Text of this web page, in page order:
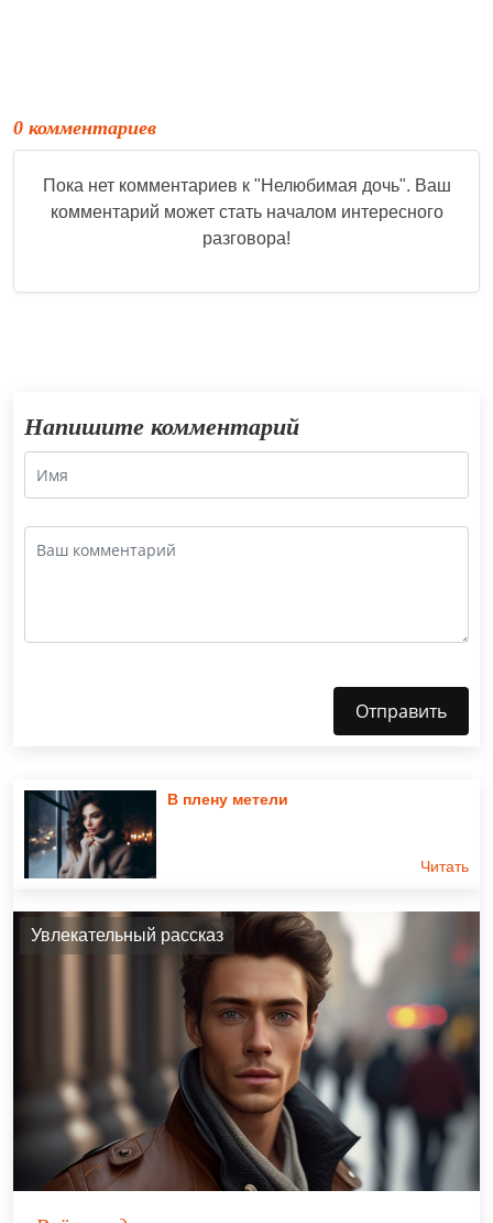
0 комментариев
Пока нет комментариев к "Нелюбимая дочь". Ваш
комментарий может стать началом интересного
разговора!
Напишите комментарий
Отправить
В плену метели
Читать
Увлекательный рассказ